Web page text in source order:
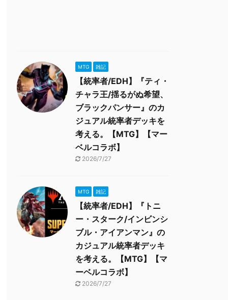
MTG 雑記
【統率者/EDH】『ティ・
チャラ王/揺るがぬ希望、
ブラックパンサー』のカ
ジュアル統率者デッキを
考える。【MTG】【マー
ベルコラボ】
2026/7/27
MTG 雑記
【統率者/EDH】『トニ
ー・スターク/インビンシ
ブル・アイアンマン』の
カジュアル統率者デッキ
を考える。【MTG】【マ
ーベルコラボ】
2026/7/27